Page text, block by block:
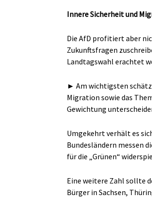
Innere Sicherheit und
Die AfD profitiert aber
Zukunftsfragen
Landtagswahl erachtet
► Am wichtigsten
Migration sowie das
Gewichtung
Umgekehrt verhält es
Bundesländern messen
für die „Grünen“
Eine weitere Zahl sollte
Bürger in Sachsen,